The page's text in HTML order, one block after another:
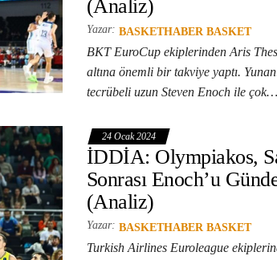
(Analiz)
Yazar: BASKETHABER BASKET
BKT EuroCup ekiplerinden Aris
altına önemli bir takviye yaptı.
tecrübeli uzun Steven Enoch ile çok…
24 Ocak 2024
İDDİA: Olympiakos,
Sonrası Enoch’u
(Analiz)
Yazar: BASKETHABER BASKET
Turkish Airlines Euroleague